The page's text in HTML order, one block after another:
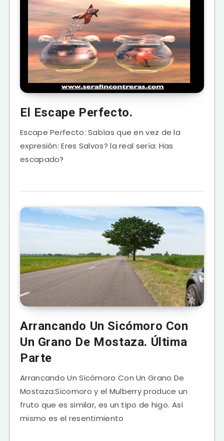
El Escape Perfecto.
Escape Perfecto: Sabías que en vez de la
expresión: Eres Salvos? la real sería: Has
escapado?
Arrancando Un Sicómoro Con
Un Grano De Mostaza. Última
Parte
Arrancando Un Sicómoro Con Un Grano De
Mostaza:Sicomoro y el Mulberry produce un
fruto que es similar, es un tipo de higo. Así
mismo es el resentimiento